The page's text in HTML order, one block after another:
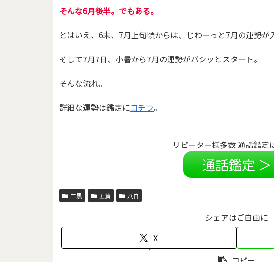
そんな6月後半。でもある。
とはいえ、6末、7月上旬頃からは、じわーっと7月の運勢が
そして7月7日、小暑から7月の運勢がバシッとスタート。
そんな流れ。
詳細な運勢は鑑定にコチラ。
リピーター様多数 通話鑑定
通話鑑定 ＞
二黒 五黄 八白
シェアはご自由に
X